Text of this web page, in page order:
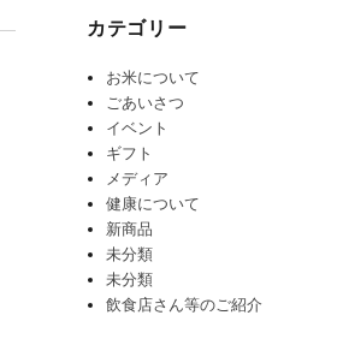
カテゴリー
お米について
ごあいさつ
イベント
ギフト
メディア
健康について
新商品
未分類
未分類
飲食店さん等のご紹介